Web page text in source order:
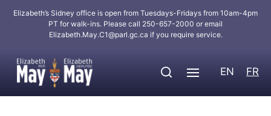
Elizabeth’s Sidney office is open from Tuesdays-Fridays from 10am-4pm
PT for walk-ins. Please call 250-657-2000 or email
Elizabeth.May.C1@parl.gc.ca if you require service.
EN FR